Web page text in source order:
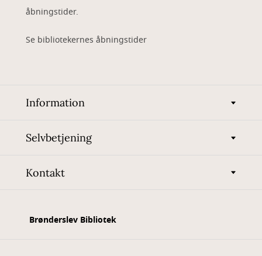
åbningstider.
Se bibliotekernes åbningstider
Information
Selvbetjening
Kontakt
Brønderslev Bibliotek